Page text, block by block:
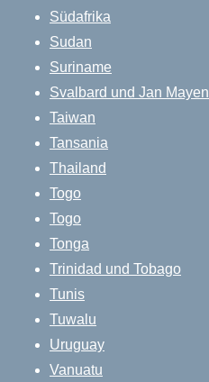
Südafrika
Sudan
Suriname
Svalbard und Jan Mayen
Taiwan
Tansania
Thailand
Togo
Togo
Tonga
Trinidad und Tobago
Tunis
Tuwalu
Uruguay
Vanuatu